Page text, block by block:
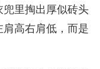
里掏出厚似砖头
高右肩低，而是